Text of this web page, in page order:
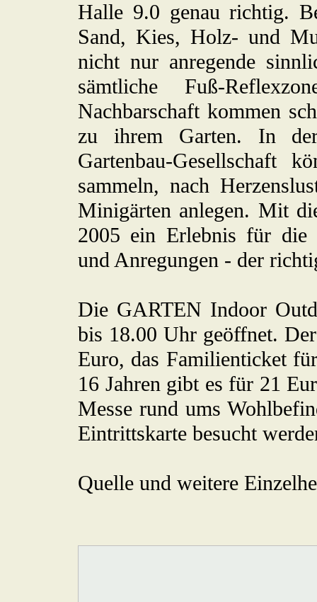
Halle 9.0 genau richtig.
Sand, Kies, Holz- und
nicht nur anregende
sämtliche Fuß-
Nachbarschaft kommen
zu ihrem Garten. In der
Gartenbau-Gesellschaft
sammeln, nach
Minigärten anlegen. Mit
2005 ein Erlebnis für die
und Anregungen - der
Die GARTEN Indoor
bis 18.00 Uhr geöffnet.
Euro, das Familienticket
16 Jahren gibt es für 21
Messe rund ums
Eintrittskarte besucht
Quelle und weitere